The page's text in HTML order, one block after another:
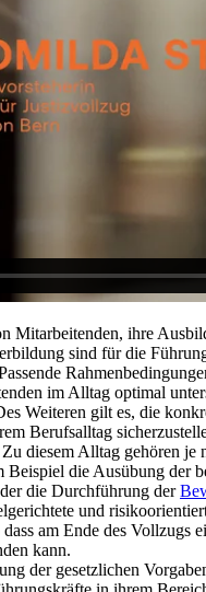
Mitarbeitenden, ihre
sind für die
im Alltag optimal
Weiteren gilt es, die
Berufsalltag
diesem Alltag gehören je
Beispiel die Ausübung der
die Durchführung der
und
dass am Ende des Vollzugs
kann.
der gesetzlichen